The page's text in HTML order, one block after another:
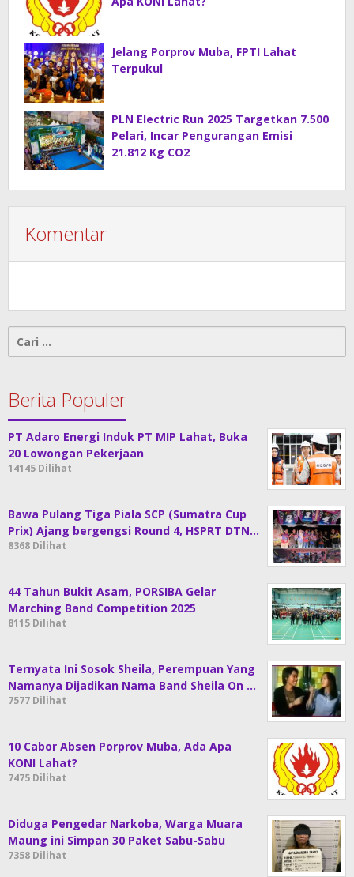
Jelang Porprov Muba, FPTI Lahat
Terpukul
PLN Electric Run 2025 Targetkan 7.500
Pelari, Incar Pengurangan Emisi
21.812 Kg CO2
Komentar
Cari
untuk:
Berita Populer
PT Adaro Energi Induk PT MIP Lahat, Buka
20 Lowongan Pekerjaan
14145 Dilihat
Bawa Pulang Tiga Piala SCP (Sumatra Cup
Prix) Ajang bergengsi Round 4, HSPRT DTN…
8368 Dilihat
44 Tahun Bukit Asam, PORSIBA Gelar
Marching Band Competition 2025
8115 Dilihat
Ternyata Ini Sosok Sheila, Perempuan Yang
Namanya Dijadikan Nama Band Sheila On …
7577 Dilihat
10 Cabor Absen Porprov Muba, Ada Apa
KONI Lahat?
7475 Dilihat
Diduga Pengedar Narkoba, Warga Muara
Maung ini Simpan 30 Paket Sabu-Sabu
7358 Dilihat